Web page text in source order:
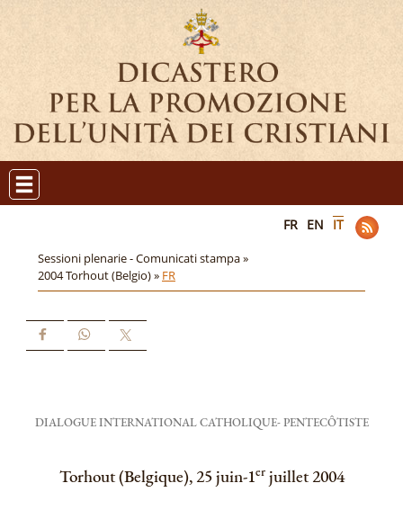
FR EN IT
Sessioni plenarie - Comunicati stampa »
2004 Torhout (Belgio) » FR
DIALOGUE INTERNATIONAL CATHOLIQUE- PENTECȎTISTE
Torhout (Belgique), 25 juin-1erjuillet 2004